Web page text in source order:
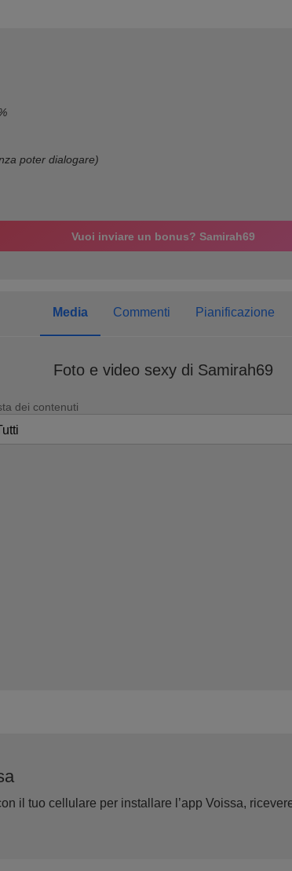
poter dialogare)
Vuoi inviare un bonus? Samirah69
Media Commenti Pianificazione
Foto e video sexy di Samirah69
dei contenuti
il tuo cellulare per installare l’app Voissa,